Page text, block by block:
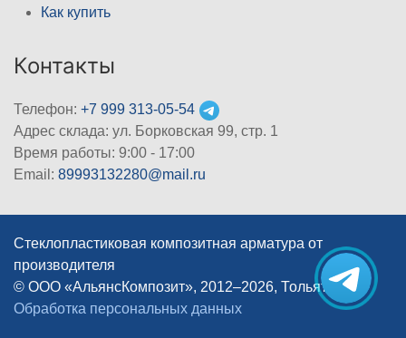
Как купить
Контакты
Телефон: +7 999 313-05-54
Адрес склада: ул. Борковская 99, стр. 1
Время работы: 9:00 - 17:00
Email: 89993132280@mail.ru
Стеклопластиковая композитная арматура от
производителя
© ООО «АльянсКомпозит», 2012–2026, Тольятти
|
Обработка персональных данных